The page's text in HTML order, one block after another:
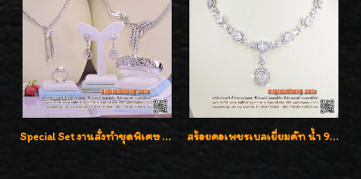
Special Set งานสั่งทำชุดพิเศษ เพชรคัดทุกชิ้น สวยหรูหรา ราคามิตรภาพค่ะ สร้อยคอเพชรเบลเยี่ยมคัท น้ำ 99% E-Color / VVS น้ำหนักเพชรรวม 16.05 กะรัต